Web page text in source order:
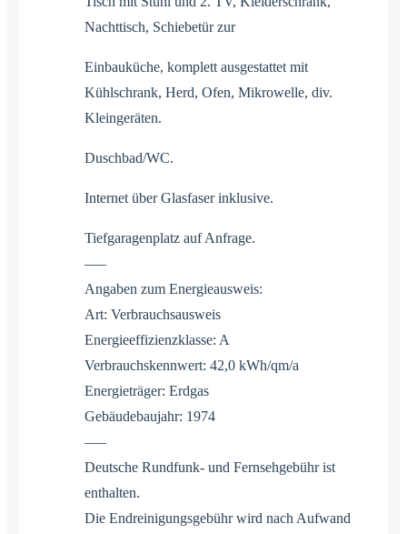
Nachttisch, Schiebetür zur
Einbauküche, komplett ausgestattet mit
Kühlschrank, Herd, Ofen, Mikrowelle, div.
Kleingeräten.
Duschbad/WC.
Internet über Glasfaser inklusive.
Tiefgaragenplatz auf Anfrage.
—–
Angaben zum Energieausweis:
Art: Verbrauchsausweis
Energieeffizienzklasse: A
Verbrauchskennwert: 42,0 kWh/qm/a
Energieträger: Erdgas
Gebäudebaujahr: 1974
—–
Deutsche Rundfunk- und Fernsehgebühr ist
enthalten.
Die Endreinigungsgebühr wird nach Aufwand